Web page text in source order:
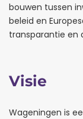
bouwen tussen
beleid en
transparantie en
Visie
Wageningen is